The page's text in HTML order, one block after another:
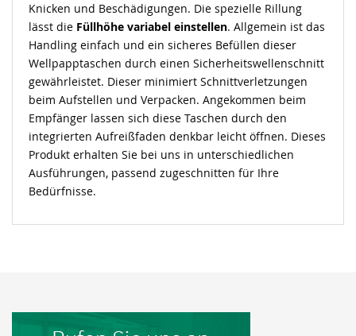
Knicken und Beschädigungen. Die spezielle Rillung
lässt die Füllhöhe variabel einstellen. Allgemein ist das
Handling einfach und ein sicheres Befüllen dieser
Wellpapptaschen durch einen Sicherheitswellenschnitt
gewährleistet. Dieser minimiert Schnittverletzungen
beim Aufstellen und Verpacken. Angekommen beim
Empfänger lassen sich diese Taschen durch den
integrierten Aufreißfaden denkbar leicht öffnen. Dieses
Produkt erhalten Sie bei uns in unterschiedlichen
Ausführungen, passend zugeschnitten für Ihre
Bedürfnisse.